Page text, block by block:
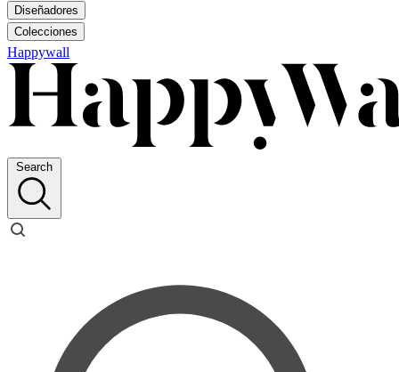
Diseñadores
Colecciones
Happywall
Search